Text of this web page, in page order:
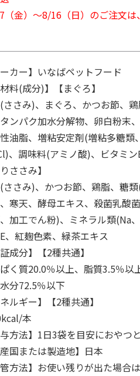
獣医師開発 ニオイ
をとる砂専用 猫ト
イレ ナチュラルグ
1,550円
(送料別・税込)
ンド 4L
1,320円
(送料別・税込)
（金）～8/16（日）のご注文
ーカー】いなばペットフード
材料(成分)】【まぐろ】
ささみ)、まぐろ、かつお節、
ンパク加水分解物、卵白粉末
油脂、増粘安定剤(増粘多糖類
、調味料(アミノ酸)、ビタミ
ささみ】
ささみ)、かつお節、鶏脂、糖
寒天、酵母エキス、殺菌乳酸
加工でん粉)、ミネラル類(Na
、紅麹色素、緑茶エキス
証成分】【2種共通】
く質20.0％以上、脂質3.5％
分72.5％以下
ネルギー】【2種共通】
本
与方法】1日3袋を目安におやつ
産国または製造地】日本
管方法】お使い残りが出た場合